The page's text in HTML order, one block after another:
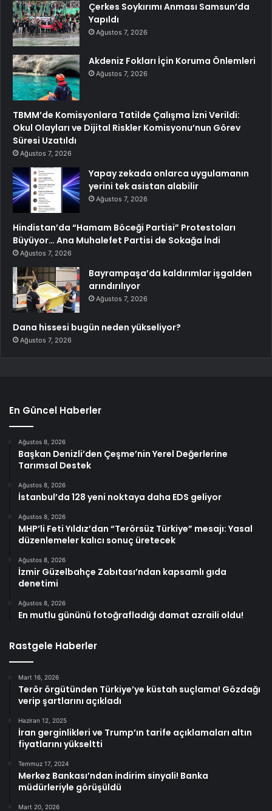
Çerkes Soykırımı Anması Samsun’da
Yapıldı
Ağustos 7, 2026
Akdeniz Fokları İçin Koruma Önlemleri
Ağustos 7, 2026
TBMM’de Komisyonlara Tatilde Çalışma İzni Verildi:
Okul Olayları ve Dijital Riskler Komisyonu’nun Görev
Süresi Uzatıldı
Ağustos 7, 2026
Yapay zekada onlarca uygulamanın
yerini tek asistan alabilir
Ağustos 7, 2026
Hindistan’da “Hamam Böceği Partisi” Protestoları
Büyüyor… Ana Muhalefet Partisi de Sokağa İndi
Ağustos 7, 2026
Bayrampaşa’da kaldırımlar işgalden
arındırılıyor
Ağustos 7, 2026
Dana hissesi bugün neden yükseliyor?
Ağustos 7, 2026
En Güncel Haberler
Ağustos 8, 2026
Başkan Denizli’den Çeşme’nin Yerel Değerlerine
Tarımsal Destek
Ağustos 8, 2026
İstanbul’da 128 yeni noktaya daha EDS geliyor
Ağustos 8, 2026
MHP’li Feti Yıldız’dan “Terörsüz Türkiye” mesajı: Yasal
düzenlemeler kalıcı sonuç üretecek
Ağustos 8, 2026
İzmir Güzelbahçe Zabıtası’ndan kapsamlı gıda
denetimi
Ağustos 8, 2026
En mutlu gününü fotoğrafladığı damat azraili oldu!
Rastgele Haberler
Mart 16, 2026
Terör örgütünden Türkiye’ye küstah suçlama! Gözdağı
verip şartlarını açıkladı
Haziran 12, 2025
İran gerginlikleri ve Trump’ın tarife açıklamaları altın
fiyatlarını yükseltti
Temmuz 17, 2024
Merkez Bankası’ndan indirim sinyali! Banka
müdürleriyle görüşüldü
Mart 20, 2026